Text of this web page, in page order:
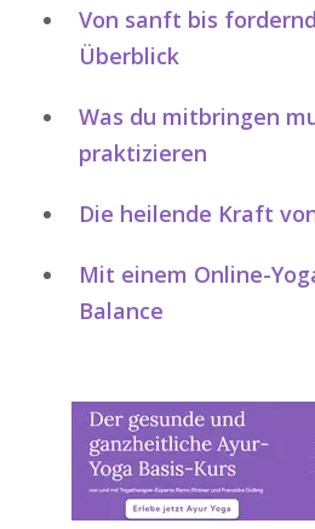
Von sanft bis
Überblick
Was du mitbringen
praktizieren
Die heilende Kraft
Mit einem Online-
Balance